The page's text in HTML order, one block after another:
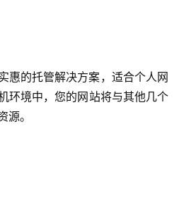
惠的托管解决方案，适合个人网
环境中，您的网站将与其他几个
。